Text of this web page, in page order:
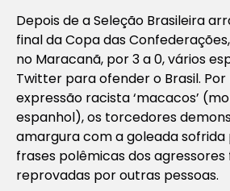
Depois de a Seleção Brasileira
final da Copa das
no Maracanã, por 3 a 0, vários
Twitter para ofender o Brasil. Por
expressão racista ‘macacos’
espanhol), os torcedores
amargura com a goleada sofrida
frases polêmicas dos
reprovadas por outras pessoas.